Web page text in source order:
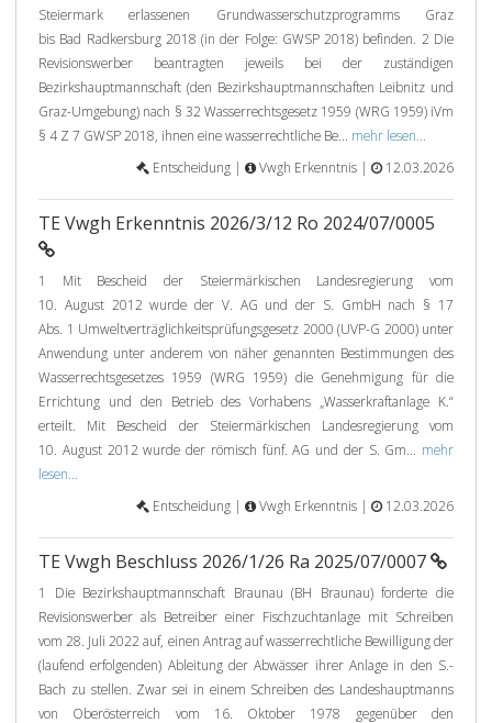
Steiermark erlassenen Grundwasserschutzprogramms Graz
bis Bad Radkersburg 2018 (in der Folge: GWSP 2018) befinden. 2 Die
Revisionswerber beantragten jeweils bei der zuständigen
Bezirkshauptmannschaft (den Bezirkshauptmannschaften Leibnitz und
Graz-Umgebung) nach § 32 Wasserrechtsgesetz 1959 (WRG 1959) iVm
§ 4 Z 7 GWSP 2018, ihnen eine wasserrechtliche Be... mehr lesen...
Entscheidung |
Vwgh Erkenntnis | 12.03.2026
TE Vwgh Erkenntnis 2026/3/12 Ro 2024/07/0005
1 Mit Bescheid der Steiermärkischen Landesregierung vom
10. August 2012 wurde der V. AG und der S. GmbH nach § 17
Abs. 1 Umweltverträglichkeitsprüfungsgesetz 2000 (UVP-G 2000) unter
Anwendung unter anderem von näher genannten Bestimmungen des
Wasserrechtsgesetzes 1959 (WRG 1959) die Genehmigung für die
Errichtung und den Betrieb des Vorhabens „Wasserkraftanlage K.“
erteilt. Mit Bescheid der Steiermärkischen Landesregierung vom
10. August 2012 wurde der römisch fünf. AG und der S. Gm... mehr
lesen...
Entscheidung |
Vwgh Erkenntnis | 12.03.2026
TE Vwgh Beschluss 2026/1/26 Ra 2025/07/0007
1 Die Bezirkshauptmannschaft Braunau (BH Braunau) forderte die
Revisionswerber als Betreiber einer Fischzuchtanlage mit Schreiben
vom 28. Juli 2022 auf, einen Antrag auf wasserrechtliche Bewilligung der
(laufend erfolgenden) Ableitung der Abwässer ihrer Anlage in den S.-
Bach zu stellen. Zwar sei in einem Schreiben des Landeshauptmanns
von Oberösterreich vom 16. Oktober 1978 gegenüber den